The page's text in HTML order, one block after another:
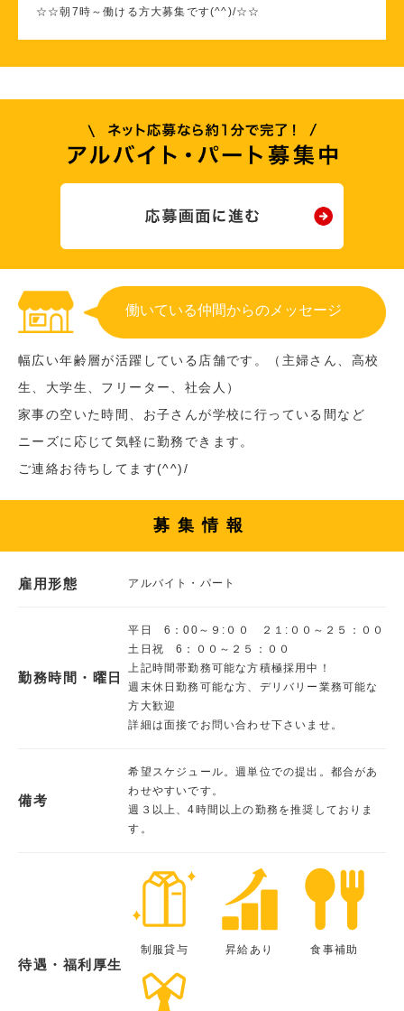
☆☆朝7時～働ける方大募集です(^^)/☆☆
働いている仲間からのメッセージ
幅広い年齢層が活躍している店舗です。（主婦さん、高校
生、大学生、フリーター、社会人）
家事の空いた時間、お子さんが学校に行っている間など
ニーズに応じて気軽に勤務できます。
ご連絡お待ちしてます(^^)/
募集情報
雇用形態 アルバイト・パート
勤務時間・曜日
平日 6：00～９:００ ２１:００～２５：００
土日祝 6：００～２５：００
上記時間帯勤務可能な方積極採用中！
週末休日勤務可能な方、デリバリー業務可能な
方大歓迎
詳細は面接でお問い合わせ下さいませ。
備考
希望スケジュール。週単位での提出。都合があ
わせやすいです。
週３以上、4時間以上の勤務を推奨しておりま
す。
待遇・福利厚生
制服貸与 昇給あり 食事補助